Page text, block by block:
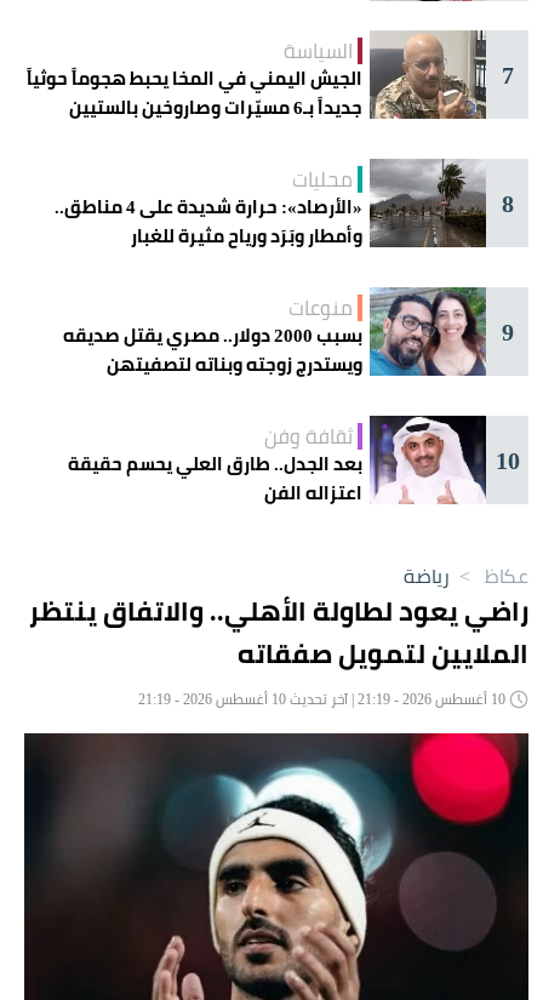
7
السياسة
الجيش اليمني في المخا يحبط هجوماً حوثياً
جديداً بـ6 مسيّرات وصاروخين بالستيين
8
محليات
«الأرصاد»: حرارة شديدة على 4 مناطق..
وأمطار وبَرَد ورياح مثيرة للغبار
9
منوعات
بسبب 2000 دولار.. مصري يقتل صديقه
ويستدرج زوجته وبناته لتصفيتهن
10
ثقافة وفن
بعد الجدل.. طارق العلي يحسم حقيقة
اعتزاله الفن
عكاظ > رياضة
راضي يعود لطاولة الأهلي.. والاتفاق ينتظر
الملايين لتمويل صفقاته